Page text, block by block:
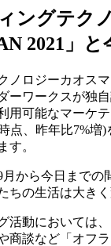
ングテク
2021」と
ノロジーカオスマ
ーワークスが独
用可能なマーケ
点、昨年比7%増
す。
から今日までの
ちの生活は大きく
活動においては
商談など「オフ